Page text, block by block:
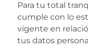
Para tu total
cumple con lo
vigente en
tus datos